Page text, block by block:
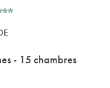
- 15 chambres